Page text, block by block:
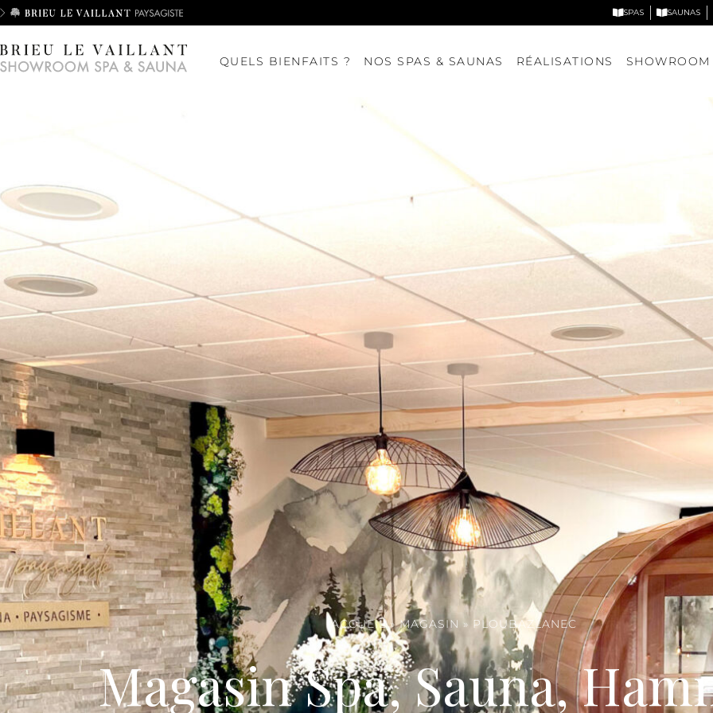
SPAS SAUNAS
QUELS BIENFAITS ? NOS SPAS & SAUNAS
DÉCOUVRIR NOS MODÈLES
Nos saunas
DÉCOUVRIR NOS
RÉALISATIONS SHOWROOM
ACCUEIL»MAGASIN » PLOUBAZLANEC
Magasin Spa, Sauna,